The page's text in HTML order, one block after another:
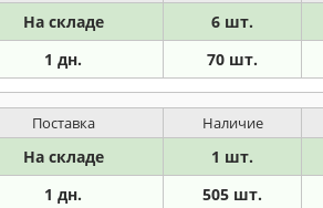
На складе 6 шт.
1 дн. 70 шт.
Поставка Наличие
На складе 1 шт.
1 дн. 505 шт.